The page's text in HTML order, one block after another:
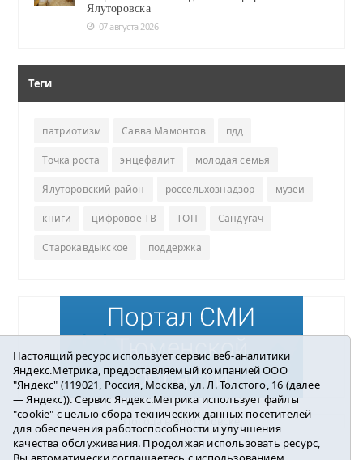
Ялуторовска
07 августа 2026
Теги
патриотизм Савва Мамонтов пдд
Точка роста энцефалит молодая семья
Ялуторовский район россельхознадзор музеи
книги цифровое ТВ ТОП Сандугач
Старокавдыкское поддержка
Погода в Ялуторовске
Настоящий ресурс использует сервис веб-аналитики
Яндекс.Метрика, предоставляемый компанией ООО
"Яндекс" (119021, Россия, Москва, ул. Л. Толстого, 16 (далее
— Яндекс)). Сервис Яндекс.Метрика использует файлы
"cookie" с целью сбора технических данных посетителей
для обеспечения работоспособности и улучшения
качества обслуживания. Продолжая использовать ресурс,